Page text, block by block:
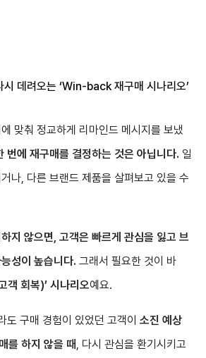
시 데려오는 ‘Win-back 재구매 시나리오’
맞춰 정교하게 리마인드 메시지를 보냈
번에 재구매를 결정하는 것은 아닙니다. 일
나, 다른 브랜드 제품을 살펴보고 있을 수
지 않으면, 고객은 빠르게 관심을 잃고 브
성이 높습니다. 그래서 필요한 것이 바
회복)’ 시나리오예요.
구매 경험이 있었던 고객이 소진 예상
를 하지 않을 때, 다시 관심을 환기시키고